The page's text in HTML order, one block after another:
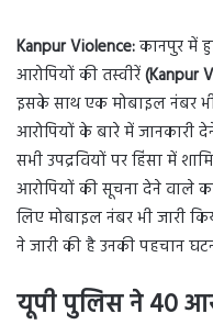
Kanpur Violence:कानपुर में
आरोपियों की तस्वीरें(Kanpur
इसके साथ एक मोबाइल नंबर
आरोपियों के बारे में जानकारी
सभी उपद्रवियों पर हिंसा में
आरोपियों की सूचना देने वाले
लिए मोबाइल नंबर भी जारी
ने जारी की है उनकी पहचान
यूपी पुलिस ने 40